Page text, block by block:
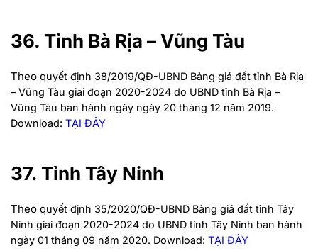
36. Tỉnh Bà Rịa – Vũng Tàu
Theo quyết định 38/2019/QĐ-UBND Bảng giá đất tỉnh Bà Rịa
– Vũng Tàu giai đoạn 2020-2024 do UBND tỉnh Bà Rịa –
Vũng Tàu ban hành ngày ngày 20 tháng 12 năm 2019.
Download: TẠI ĐÂY
37. Tỉnh Tây Ninh
Theo quyết định 35/2020/QĐ-UBND Bảng giá đất tỉnh Tây
Ninh giai đoạn 2020-2024 do UBND tỉnh Tây Ninh ban hành
ngày 01 tháng 09 năm 2020. Download: TẠI ĐÂY